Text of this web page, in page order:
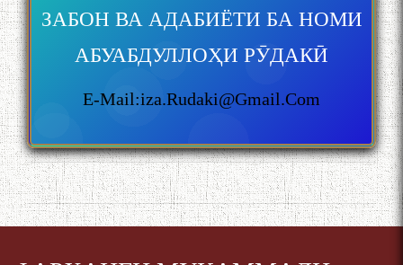
ЗАБОН ВА АДАБИЁТИ БА НОМИ
АБУАБДУЛЛОҲИ РӮДАКӢ
E-Mail:iza.rudaki@gmail.com
БА МУНОСИБАТИ
БУЗУРГДОШТИ РӮЗИ РӮДАКӢ